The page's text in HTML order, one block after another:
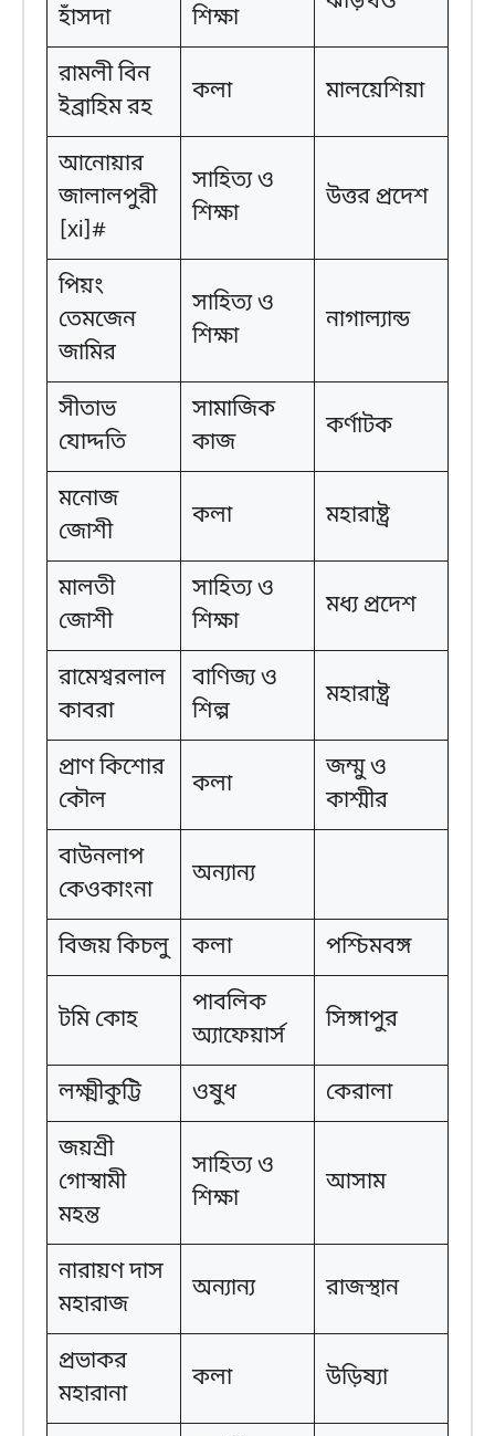
হাঁসদা
শিক্ষা
রামলী বিন
ইব্রাহিম রহ
কলা মালয়েশিয়া
আনোয়ার
জালালপুরী
[xi]#
সাহিত্য ও
শিক্ষা
উত্তর প্রদেশ
পিয়ং
তেমজেন
জামির
সাহিত্য ও
শিক্ষা
নাগাল্যান্ড
সীতাভ
যোদ্দতি
সামাজিক
কাজ
কর্ণাটক
মনোজ
জোশী
কলা মহারাষ্ট্র
মালতী
জোশী
সাহিত্য ও
শিক্ষা
মধ্য প্রদেশ
রামেশ্বরলাল
কাবরা
বাণিজ্য ও
শিল্প
মহারাষ্ট্র
প্রাণ কিশোর
কৌল
কলা
জম্মু ও
কাশ্মীর
বাউনলাপ
কেওকাংনা
অন্যান্য
বিজয় কিচলু কলা পশ্চিমবঙ্গ
টমি কোহ
পাবলিক
অ্যাফেয়ার্স
সিঙ্গাপুর
লক্ষ্মীকুট্টি ওষুধ
কেরালা
জয়শ্রী
গোস্বামী
মহন্ত
সাহিত্য ও
শিক্ষা
আসাম
নারায়ণ দাস
মহারাজ
অন্যান্য রাজস্থান
প্রভাকর
মহারানা
কলা উড়িষ্যা